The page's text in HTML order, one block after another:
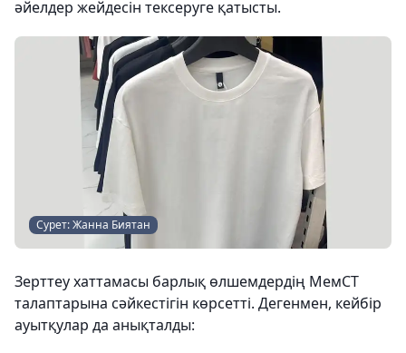
әйелдер жейдесін тексеруге қатысты.
Сурет: Жанна Биятан
Зерттеу хаттамасы барлық өлшемдердің МемСТ
талаптарына сәйкестігін көрсетті. Дегенмен, кейбір
ауытқулар да анықталды: